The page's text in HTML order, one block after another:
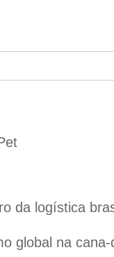
da logística
global na